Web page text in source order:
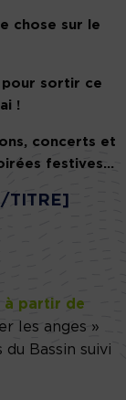
chose sur le
pour sortir ce
!
concerts et
festives…
TITRE]
à partir de
les anges »
Bassin suivi